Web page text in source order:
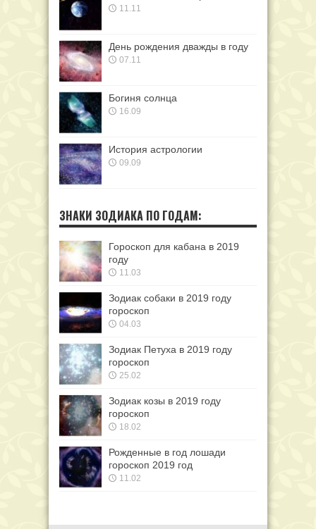
11.11
День рождения дважды в году
07.11
Богиня солнца
16.09
История астрологии
09.09
ЗНАКИ ЗОДИАКА ПО ГОДАМ:
Гороскоп для кабана в 2019
году
11.03
Зодиак собаки в 2019 году
гороскоп
04.03
Зодиак Петуха в 2019 году
гороскоп
25.02
Зодиак козы в 2019 году
гороскоп
18.02
Рожденные в год лошади
гороскоп 2019 год
11.02